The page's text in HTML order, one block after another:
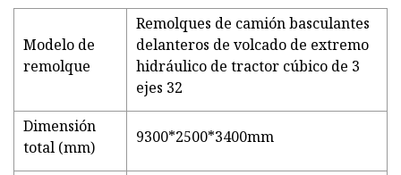
Modelo de
remolque
Remolques de camión basculantes
delanteros de volcado de extremo
hidráulico de tractor cúbico de 3
ejes 32
Dimensión
total (mm)
9300*2500*3400mm